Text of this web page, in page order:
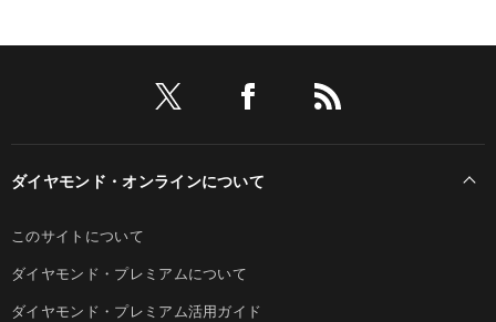
ダイヤモンド・オンラインについて
このサイトについて
ダイヤモンド・プレミアムについて
ダイヤモンド・プレミアム活用ガイド